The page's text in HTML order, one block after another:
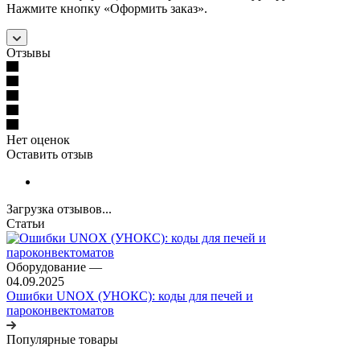
Нажмите кнопку «Оформить заказ».
Отзывы
Нет оценок
Оставить отзыв
Загрузка отзывов...
Статьи
Оборудование —
04.09.2025
Ошибки UNOX (УНОКС): коды для печей и
пароконвектоматов
Популярные товары